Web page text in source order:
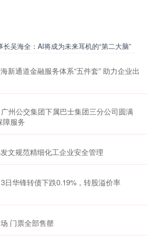
吴海全：AI将成为未来耳机的“第二大脑”
新通道金融服务体系“五件套” 助力企业出
州公交集团下属巴士集团三分公司圆满
障服务
文规范精细化工企业安全管理
日华锋转债下跌0.19%，转股溢价率
门票全部售罄